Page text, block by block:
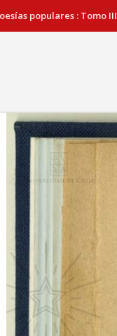
populares : Tomo III